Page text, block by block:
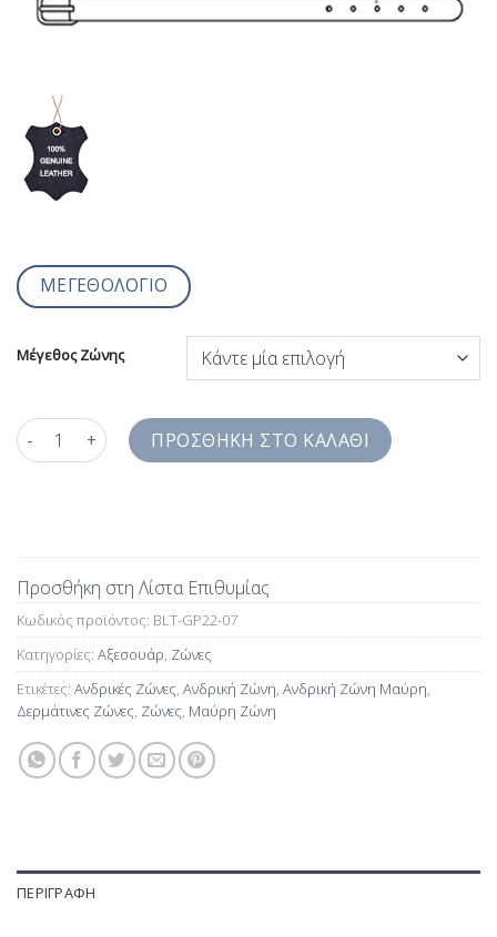
ΜΕΓΕΘΟΛΟΓΙΟ
Μέγεθος Ζώνης
Ανδρική Ζώνη Δερμάτινη Μαύρη BLT-GP22-07 ποσότητα
ΠΡΟΣΘΉΚΗ ΣΤΟ ΚΑΛΆΘΙ
Προσθήκη στη Λίστα Επιθυμίας
Κωδικός προϊόντος: BLT-GP22-07
Κατηγορίες: Αξεσουάρ, Ζώνες
Ετικέτες: Ανδρικές Ζώνες, Ανδρική Ζώνη, Ανδρική Ζώνη Μαύρη,
Δερμάτινες Ζώνες, Ζώνες, Μαύρη Ζώνη
ΠΕΡΙΓΡΑΦΉ